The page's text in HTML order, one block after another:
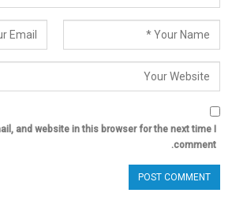
and website in this browser for the next time I
comment.